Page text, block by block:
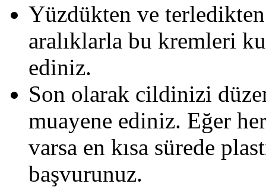
Yüzdükten ve
aralıklarla bu kremleri
ediniz.
Son olarak cildinizi
muayene ediniz. Eğer
varsa en kısa sürede
başvurunuz.